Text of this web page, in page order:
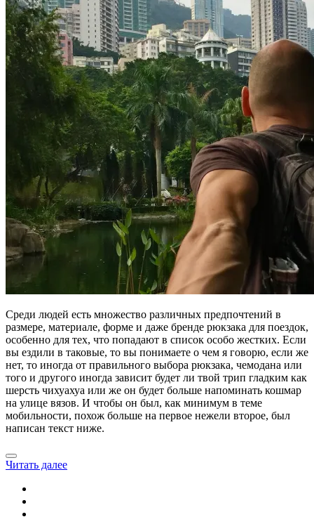
Среди людей есть множество различных предпочтений в
размере, материале, форме и даже бренде рюкзака для поездок,
особенно для тех, что попадают в список особо жестких. Если
вы ездили в таковые, то вы понимаете о чем я говорю, если же
нет, то иногда от правильного выбора рюкзака, чемодана или
того и другого иногда зависит будет ли твой трип гладким как
шерсть чихуахуа или же он будет больше напоминать кошмар
на улице вязов. И чтобы он был, как минимум в теме
мобильности, похож больше на первое нежели второе, был
написан текст ниже.
Читать далее